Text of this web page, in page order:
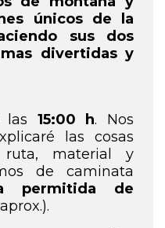
únicos de la
sus dos
divertidas y
las 15:00 h. Nos
las cosas
material y
de caminata
permitida de